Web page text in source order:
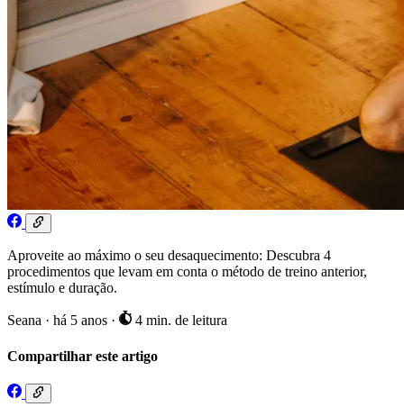
Aproveite ao máximo o seu desaquecimento: Descubra 4
procedimentos que levam em conta o método de treino anterior,
estímulo e duração.
Seana · há 5 anos · 4 min. de leitura
Compartilhar este artigo